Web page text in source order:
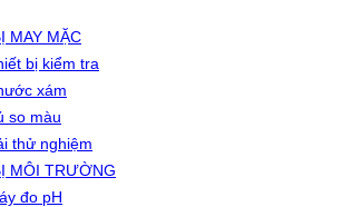
MAY MẶC
bị kiểm tra
xám
so màu
thử nghiệm
MÔI TRƯỜNG
đo pH